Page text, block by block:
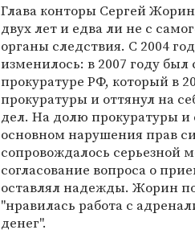
Глава конторы Сергей Жорин
двух лет и едва ли не с
органы следствия. С 2004
изменилось: в 2007 году
прокуратуре РФ, который в
прокуратуры и оттянул на
дел. На долю прокуратуры и
основном нарушения прав
сопровождалось серьезной
согласование вопроса о
оставлял надежды. Жорин
"нравилась работа с
денег".